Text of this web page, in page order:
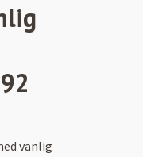
vanlig